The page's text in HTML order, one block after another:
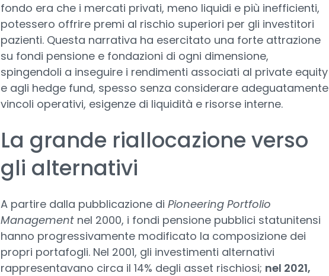
fondo era che i mercati privati, meno liquidi e più inefficienti,
potessero offrire premi al rischio superiori per gli investitori
pazienti. Questa narrativa ha esercitato una forte attrazione
su fondi pensione e fondazioni di ogni dimensione,
spingendoli a inseguire i rendimenti associati al private equity
e agli hedge fund, spesso senza considerare adeguatamente
vincoli operativi, esigenze di liquidità e risorse interne.
La grande riallocazione verso
gli alternativi
A partire dalla pubblicazione di Pioneering Portfolio
Managementnel 2000, i fondi pensione pubblici statunitensi
hanno progressivamente modificato la composizione dei
propri portafogli. Nel 2001, gli investimenti alternativi
rappresentavano circa il 14% degli asset rischiosi; nel 2021,